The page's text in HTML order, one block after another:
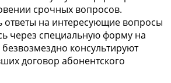
срочных вопросов.
ответы на интересующие вопросы
через специальную форму на
консультируют
договор абонентского